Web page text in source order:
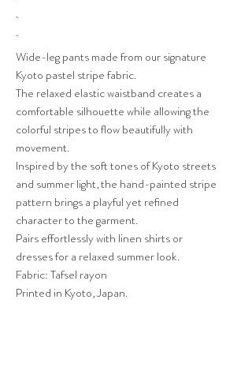
Wide-leg pants made from our signature
Kyoto pastel stripe fabric.
The relaxed elastic waistband creates a
comfortable silhouette while allowing the
colorful stripes to flow beautifully with
movement.
Inspired by the soft tones of Kyoto streets
and summer light, the hand-painted stripe
pattern brings a playful yet refined
character to the garment.
Pairs effortlessly with linen shirts or
dresses for a relaxed summer look.
Fabric: Tafsel rayon
Printed in Kyoto, Japan.